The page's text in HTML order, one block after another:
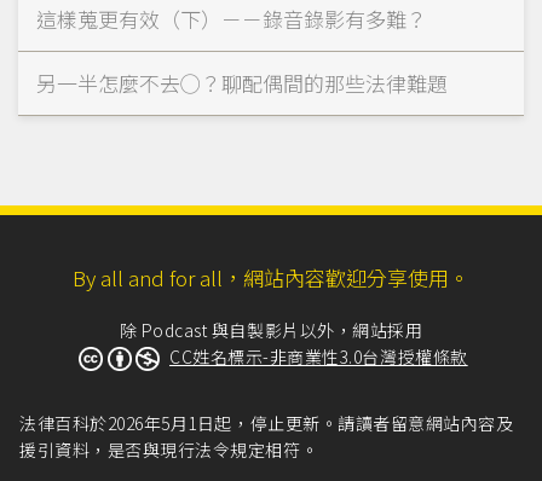
這樣蒐更有效（下）－－錄音錄影有多難？
另一半怎麼不去◯？聊配偶間的那些法律難題
By all and for all，網站內容歡迎分享使用。
除 Podcast 與自製影片以外，網站採用
CC姓名標示-非商業性3.0台灣授權條款
法律百科於2026年5月1日起，停止更新。請讀者留意網站內容及
援引資料，是否與現行法令規定相符。